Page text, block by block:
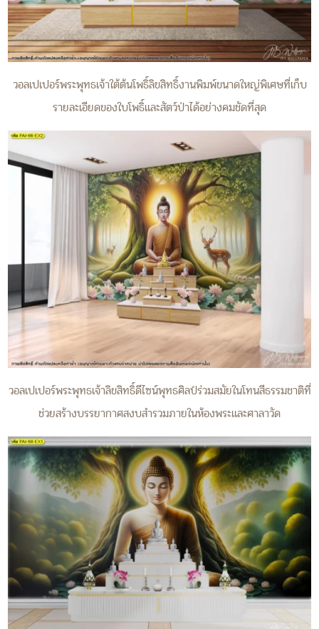
วอลเปเปอร์พระพุทธเจ้าใต้ต้นโพธิ์ลิขสิทธิ์งานพิมพ์ขนาดใหญ่พิเศษที่เก็บ
รายละเอียดของใบโพธิ์และสัตว์ป่าได้อย่างคมชัดที่สุด
วอลเปเปอร์พระพุทธเจ้าลิขสิทธิ์ดีไซน์พุทธศิลป์ร่วมสมัยในโทนสีธรรมชาติที่
ช่วยสร้างบรรยากาศสงบสำรวมภายในห้องพระและศาลาวัด